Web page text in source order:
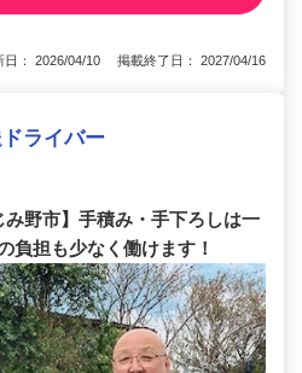
日： 2026/04/10 掲載終了日： 2027/04/16
ライバー
み野市】手積み・手下ろしは一
負担も少なく働けます！